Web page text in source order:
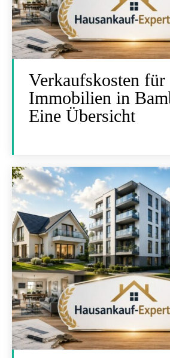
Verkaufskosten für
Immobilien in
Eine Übersicht